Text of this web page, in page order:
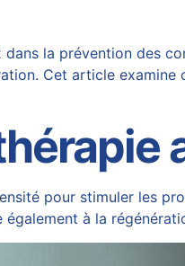
la prévention des
Cet article
pour stimuler les
à la